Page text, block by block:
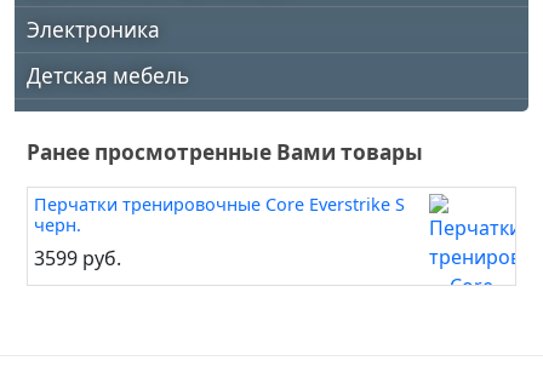
Электроника
Детская мебель
Ранее просмотренные Вами товары
Перчатки тренировочные Core Everstrike S
черн.
3599 руб.